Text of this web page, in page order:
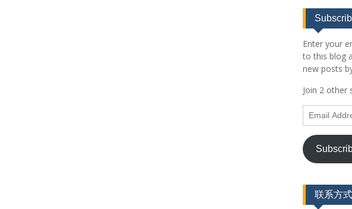
Enter your
to this blog
new posts
Join 2 other
Email
Address
联系方式